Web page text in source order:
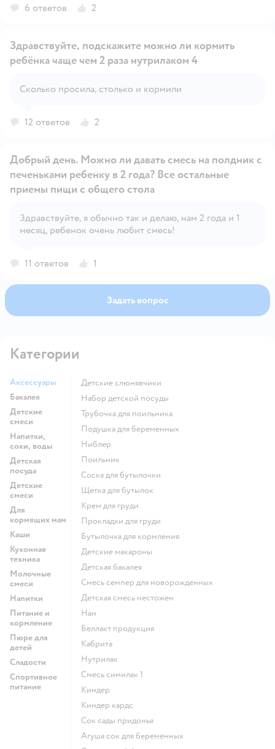
6 ответов 2
Открыть вопрос
Здравствуйте, подскажите можно ли кормить
ребёнка чаще чем 2 раза нутрилаком 4
Сколько просила, столько и кормили
12 ответов 2
Открыть вопрос
Добрый день. Можно ли давать смесь на полдник с
печеньками ребенку в 2 года? Все остальные
приемы пищи с общего стола
Здравствуйте, я обычно так и делаю, нам 2 года и 1
месяц, ребенок очень любит смесь!
11 ответов 1
Задать вопрос
Категории
Аксессуары
Бакалея
Детские
смеси
Напитки,
соки, воды
Детская
посуда
Детские
смеси
Для
кормящих мам
Каши
Кухонная
техника
Молочные
смеси
Напитки
Питание и
кормление
Пюре для
детей
Сладости
Спортивное
питание
Детские слюнявчики
набор детской посуды
трубочка для поильника
подушка для беременных
ниблер
поильник
соска для бутылочки
щетка для бутылок
крем для груди
прокладки для груди
бутылочка для кормления
детские макароны
детская бакалея
смесь семпер для новорожденных
детская смесь нестожен
нан
беллакт продукция
кабрита
нутрилак
смесь симилак 1
киндер
киндер кардс
сок сады придонья
агуша сок для беременных